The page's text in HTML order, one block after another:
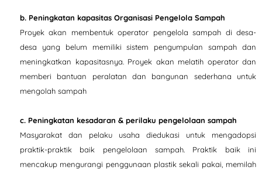
b. Peningkatan kapasitas Organisasi Pengelola Sampah
Proyek akan membentuk operator pengelola sampah di desa-
desa yang belum memiliki sistem pengumpulan sampah dan
meningkatkan kapasitasnya. Proyek akan melatih operator dan
memberi bantuan peralatan dan bangunan sederhana untuk
mengolah sampah
c. Peningkatan kesadaran & perilaku pengelolaan sampah
Masyarakat dan pelaku usaha diedukasi untuk mengadopsi
praktik-praktik baik pengelolaan sampah. Praktik baik ini
mencakup mengurangi penggunaan plastik sekali pakai, memilah